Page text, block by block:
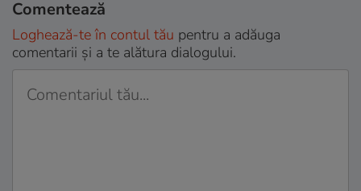
Comentează
Loghează-te în contul tău pentru a adăuga
comentarii și a te alătura dialogului.